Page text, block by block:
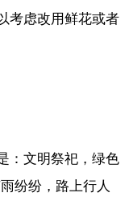
考虑改用鲜花或者
：文明祭祀，绿色
纷纷，路上行人